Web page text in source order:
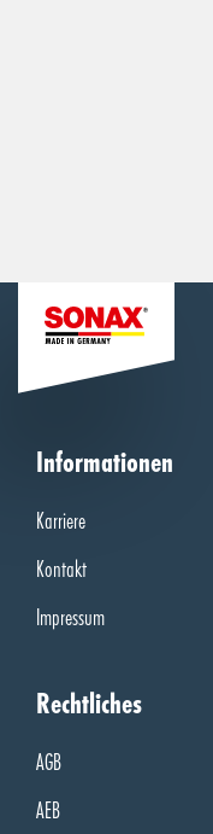
Informationen
Karriere
Kontakt
Impressum
Rechtliches
AGB
AEB